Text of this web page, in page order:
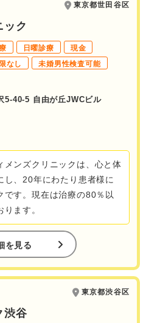
東京都世田谷区
ック
日曜診療
現金
なし
未婚男性検査可能
5-40-5 自由が丘JWCビル
メンズクリニックは、心と体
し、20年にわたり患者様に
です。現在は治療の80％以
ます。
を見る
東京都渋谷区
渋谷